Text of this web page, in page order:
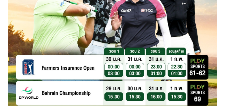
เนวาดา ประเทศสหรัฐอเมริกา สัปดาห์นี้ ชิงเงินรางวัลรวมกว่า
131.4 ล้านบาท ประชันวงสวิงกับยอดโปรระดับโลกจำนวนมาก